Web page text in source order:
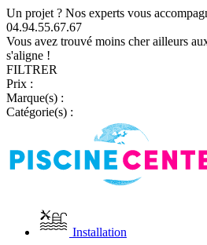
Un projet ? Nos experts vous
04.94.55.67.67
Vous avez trouvé moins cher ailleurs
s'aligne !
FILTRER
Prix :
Marque(s) :
Catégorie(s) :
Installation